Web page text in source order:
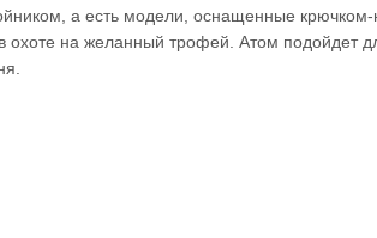
а есть модели, оснащенные крючком-
охоте на желанный трофей. Атом подойдет